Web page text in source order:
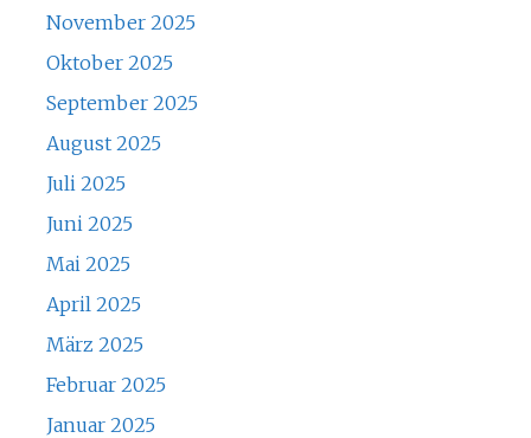
November 2025
Oktober 2025
September 2025
August 2025
Juli 2025
Juni 2025
Mai 2025
April 2025
März 2025
Februar 2025
Januar 2025